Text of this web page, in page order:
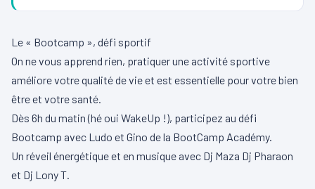
Le « Bootcamp », défi sportif
On ne vous apprend rien, pratiquer une activité sportive
améliore votre qualité de vie et est essentielle pour votre bien
être et votre santé.
Dès 6h du matin (hé oui WakeUp !), participez au défi
Bootcamp avec Ludo et Gino de la BootCamp Académy.
Un réveil énergétique et en musique avec Dj Maza Dj Pharaon
et Dj Lony T.